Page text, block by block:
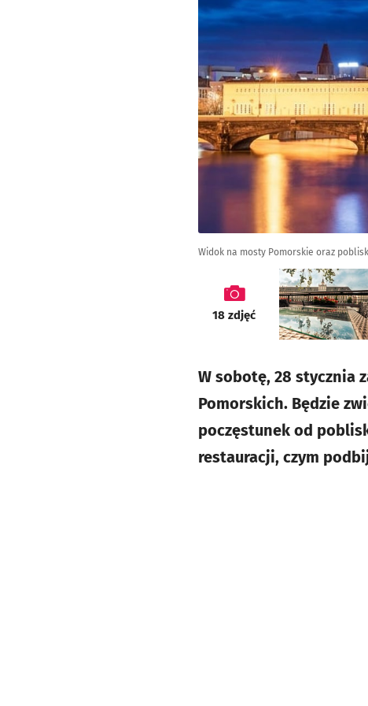
Widok na mosty Pomorskie oraz
galeria
18 zdjęć
W sobotę, 28 stycznia
Pomorskich. Będzie
poczęstunek od
restauracji, czym